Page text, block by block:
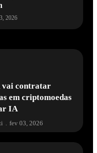
2026
vai contratar
em criptomoedas
IA
fev 03, 2026